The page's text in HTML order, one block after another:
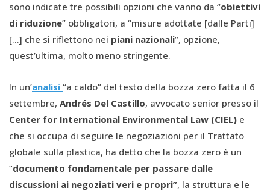
sono indicate tre possibili opzioni che vanno da “obiettivi
di riduzione” obbligatori, a “misure adottate [dalle Parti]
[…] che si riflettono nei piani nazionali”, opzione,
quest’ultima, molto meno stringente.
In un’analisi “a caldo” del testo della bozza zero fatta il 6
settembre, Andrés Del Castillo, avvocato senior presso il
Center for International Environmental Law (CIEL) e
che si occupa di seguire le negoziazioni per il Trattato
globale sulla plastica, ha detto che la bozza zero è un
“documento fondamentale per passare dalle
discussioni ai negoziati veri e propri”, la struttura e le